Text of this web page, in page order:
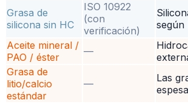
Grasa de
silicona sin HC
ISO 10922
(con
verificación)
según
Aceite mineral /
PAO / éster
—
Grasa de
litio/calcio
estándar
—
Las